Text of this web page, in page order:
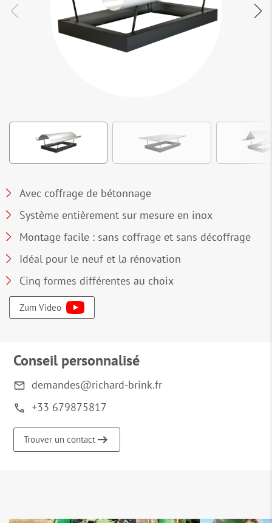
Avec coffrage de bétonnage
Système entièrement sur mesure en inox
Montage facile : sans coffrage et sans décoffrage
Idéal pour le neuf et la rénovation
Cinq formes différentes au choix
Zum Video
Conseil personnalisé
demandes@richard-brink.fr
+33 679875817
Trouver un contact